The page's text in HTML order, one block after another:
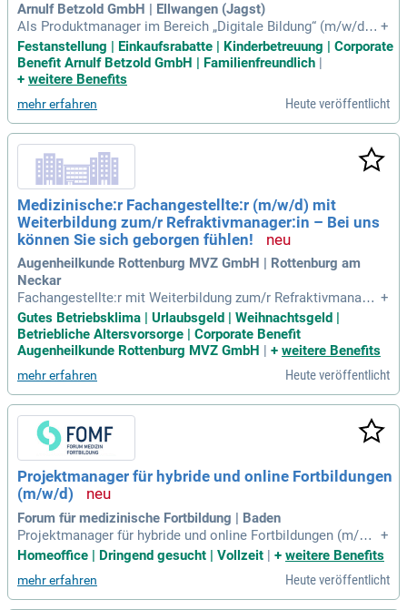
Arnulf Betzold GmbH | Ellwangen (Jagst)
Als Produktmanager im Bereich „Digitale Bildung“ (m/w/d) g
estalten Sie innovative Produkte von der Ideenfindung bis zu
r Markteinführung. Sie evaluieren Handelsprodukte und anal
ysieren Markttrends, um Kundenbedürfnisse zu identifiziere
yklussteuerung und die Kalkulation von Preisen. Zudem bes
uchen Sie Messen und pflegen die Zusammenarbeit mit Ko
operationspartnern und internen Abteilungen. Ein erfolgreic
h abgeschlossenes Studium in Marketing oder Wirtschaftsi
nformatik bildet die ideale Grundlage für diese Position. We
rden Sie Teil eines dynamischen Teams und tragen Sie zur
Weiterentwicklung moderner Bildungsangebote bei!
+
Festanstellung | Einkaufsrabatte | Kinderbetreuung | Corporate
Benefit Arnulf Betzold GmbH | Familienfreundlich |
+ weitere Benefits
mehr erfahren Heute veröffentlicht
Medizinische:r Fachangestellte:r (m/w/d) mit
Weiterbildung zum/r Refraktivmanager:in – Bei uns
können Sie sich geborgen fühlen!
Augenheilkunde Rottenburg MVZ GmbH | Rottenburg am
Neckar
Fachangestellte:r mit Weiterbildung zum/r Refraktivmanage
r:in; Freundliche und serviceorientierte Kommunikation mit
den Patient:innen; Hohe Beratungskompetenz; Idealerweise
mehrjährige Berufserfahrung, aber keine Voraussetzung; Sic
+
Gutes Betriebsklima | Urlaubsgeld | Weihnachtsgeld |
Betriebliche Altersvorsorge | Corporate Benefit
Augenheilkunde Rottenburg MVZ GmbH
+ weitere Benefits
mehr erfahren Heute veröffentlicht
Projektmanager für hybride und online Fortbildungen
(m/w/d)
Forum für medizinische Fortbildung | Baden
Projektmanager für hybride und online Fortbildungen (m/w/
d); in Baden bei Wien / anteilig Homeoffice möglich / Vollze
it. In Ihrer Funktion als Projektmanager:in verantworten Sie
selbstständig die gesamte Organisation von Fortbildungspr
ojekten.
+
Homeoffice | Dringend gesucht | Vollzeit | + weitere Benefits
mehr erfahren Heute veröffentlicht